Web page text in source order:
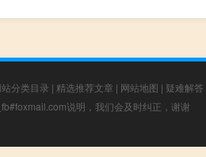
分类目录 | 精选推荐文章 | 网站地图 | 疑难解答
说明，我们会及时纠正，谢谢